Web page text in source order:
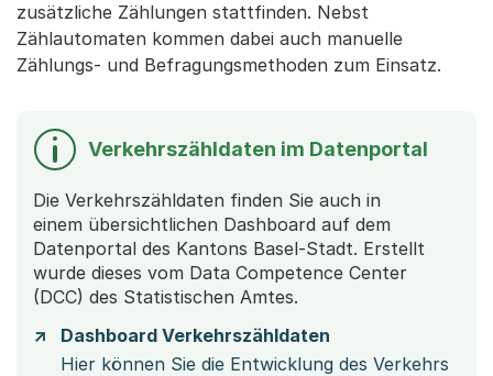
zusätzliche Zählungen stattfinden. Nebst
Zählautomaten kommen dabei auch manuelle
Zählungs- und Befragungsmethoden zum Einsatz.
Verkehrszähldaten im Datenportal
Die Verkehrszähldaten finden Sie auch in
einem übersichtlichen Dashboard auf dem
Datenportal des Kantons Basel-Stadt. Erstellt
wurde dieses vom Data Competence Center
(DCC) des Statistischen Amtes.
Dashboard Verkehrszähldaten
Hier können Sie die Entwicklung des Verkehrs